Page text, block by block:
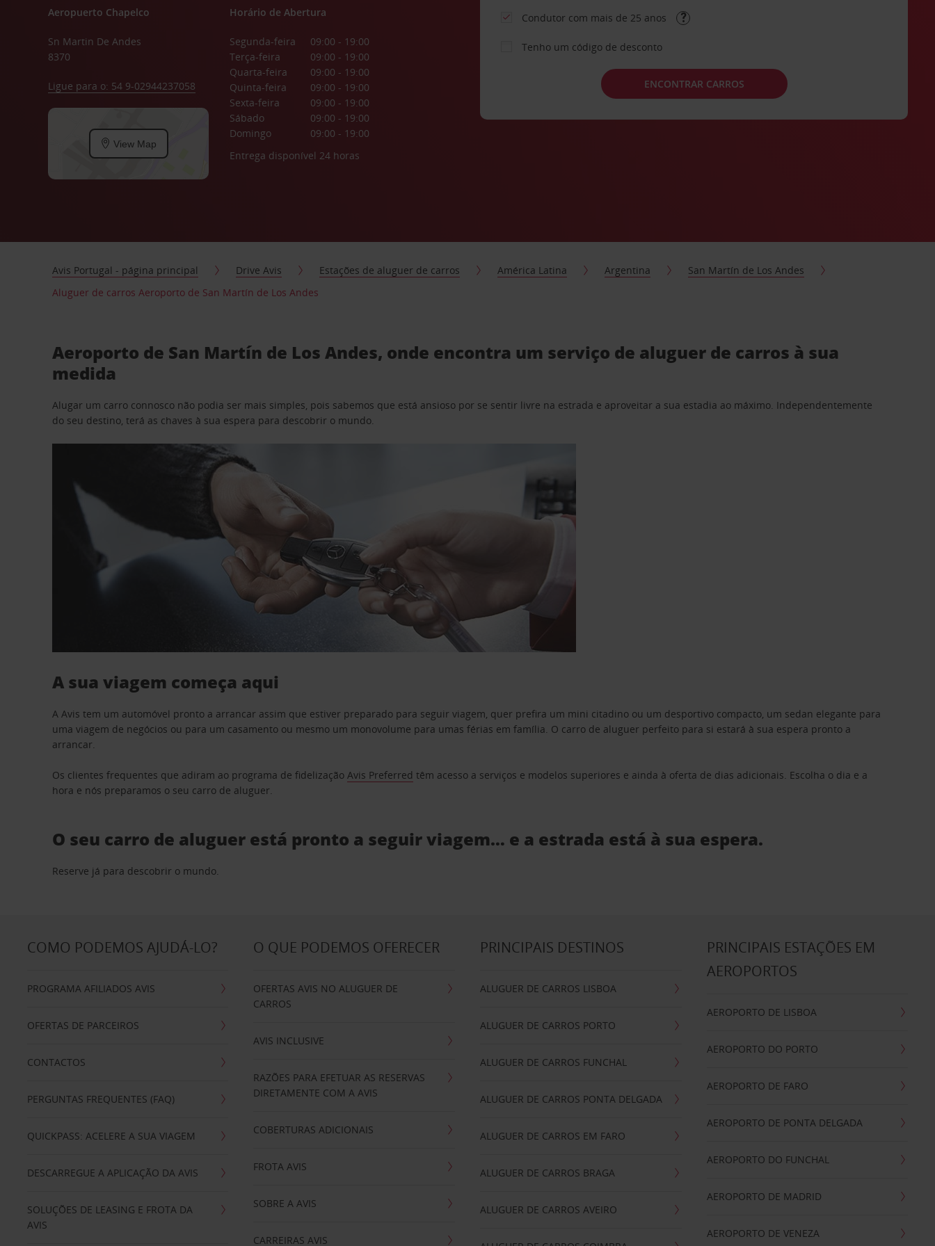
Aeropuerto Chapelco
Sn Martin De Andes
8370
Ligue para o: 54 9-02944237058
View Map
Horário de Abertura
Segunda-feira
09:00 - 19:00
Terça-feira
09:00 - 19:00
Quarta-feira
09:00 - 19:00
Quinta-feira
09:00 - 19:00
Sexta-feira
09:00 - 19:00
Sábado
09:00 - 19:00
Domingo
09:00 - 19:00
Entrega disponível 24 horas
Condutor com mais de 25 anos
Tenho um código de desconto
ENCONTRAR CARROS
Avis Portugal - página principal Drive Avis Estações de aluguer de carros América Latina Argentina
San Martín de Los Andes
Aluguer de carros Aeroporto de San Martín de Los Andes
Aeroporto de San Martín de Los Andes, onde encontra um serviço de aluguer de carros à sua
medida
Alugar um carro connosco não podia ser mais simples, pois sabemos que está ansioso por se sentir livre na estrada e aproveitar a sua estadia ao máximo. Independentemente
do seu destino, terá as chaves à sua espera para descobrir o mundo.
A sua viagem começa aqui
A Avis tem um automóvel pronto a arrancar assim que estiver preparado para seguir viagem, quer prefira um mini citadino ou um desportivo compacto, um sedan elegante para
uma viagem de negócios ou para um casamento ou mesmo um monovolume para umas férias em família. O carro de aluguer perfeito para si estará à sua espera pronto a
arrancar.
Os clientes frequentes que adiram ao programa de fidelizaçãoAvis Preferred têm acesso a serviços e modelos superiores e ainda à oferta de dias adicionais. Escolha o dia e a
hora e nós preparamos o seu carro de aluguer.
O seu carro de aluguer está pronto a seguir viagem… e a estrada está à sua espera.
Reserve já para descobrir o mundo.
COMO PODEMOS AJUDÁ-LO?
PROGRAMA AFILIADOS AVIS
OFERTAS DE PARCEIROS
CONTACTOS
PERGUNTAS FREQUENTES (FAQ)
QUICKPASS: ACELERE A SUA VIAGEM
DESCARREGUE A APLICAÇÃO DA AVIS
SOLUÇÕES DE LEASING E FROTA DA
AVIS
O QUE PODEMOS OFERECER
OFERTAS AVIS NO ALUGUER DE
CARROS
AVIS INCLUSIVE
RAZÕES PARA EFETUAR AS RESERVAS
DIRETAMENTE COM A AVIS
COBERTURAS ADICIONAIS
FROTA AVIS
SOBRE A AVIS
CARREIRAS AVIS
PRINCIPAIS DESTINOS
ALUGUER DE CARROS LISBOA
ALUGUER DE CARROS PORTO
ALUGUER DE CARROS FUNCHAL
ALUGUER DE CARROS PONTA DELGADA
ALUGUER DE CARROS EM FARO
ALUGUER DE CARROS BRAGA
ALUGUER DE CARROS AVEIRO
PRINCIPAIS ESTAÇÕES EM
AEROPORTOS
AEROPORTO DE LISBOA
AEROPORTO DO PORTO
AEROPORTO DE FARO
AEROPORTO DE PONTA DELGADA
AEROPORTO DO FUNCHAL
AEROPORTO DE MADRID
AEROPORTO DE VENEZA